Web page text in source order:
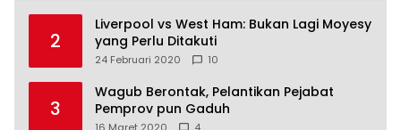
2
Liverpool vs West Ham: Bukan Lagi Moyesy
yang Perlu Ditakuti
24 Februari 2020 10
3
Wagub Berontak, Pelantikan Pejabat
Pemprov pun Gaduh
16 Maret 2020 4